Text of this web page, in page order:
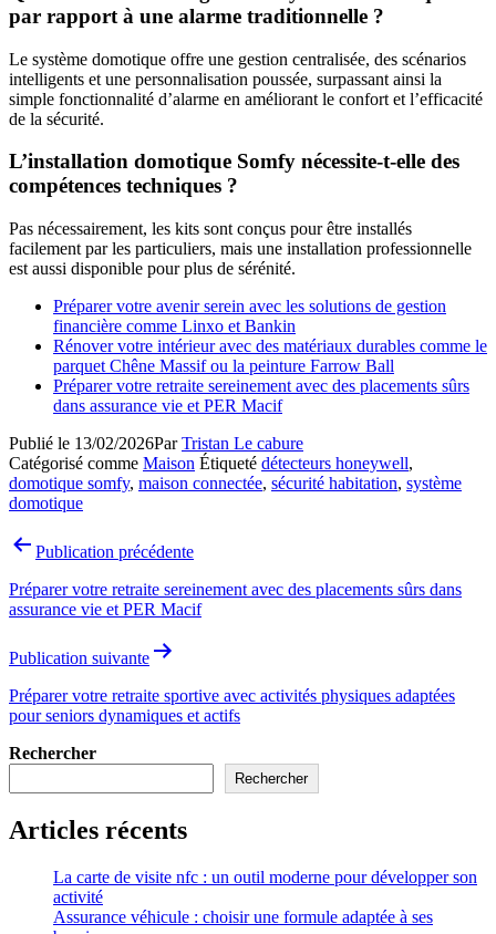
par rapport à une alarme traditionnelle ?
Le système domotique offre une gestion centralisée, des scénarios
intelligents et une personnalisation poussée, surpassant ainsi la
simple fonctionnalité d’alarme en améliorant le confort et l’efficacité
de la sécurité.
L’installation domotique Somfy nécessite-t-elle des
compétences techniques ?
Pas nécessairement, les kits sont conçus pour être installés
facilement par les particuliers, mais une installation professionnelle
est aussi disponible pour plus de sérénité.
Préparer votre avenir serein avec les solutions de gestion
financière comme Linxo et Bankin
Rénover votre intérieur avec des matériaux durables comme le
parquet Chêne Massif ou la peinture Farrow Ball
Préparer votre retraite sereinement avec des placements sûrs
dans assurance vie et PER Macif
Publié le 13/02/2026ParTristan Le cabure
Catégorisé comme Maison Étiqueté détecteurs honeywell,
domotique somfy, maison connectée, sécurité habitation, système
domotique
Navigation
l’article
Publication précédente
Préparer votre retraite sereinement avec des placements sûrs dans
assurance vie et PER Macif
Publication suivante
Préparer votre retraite sportive avec activités physiques adaptées
pour seniors dynamiques et actifs
Rechercher
Rechercher
Articles récents
La carte de visite nfc : un outil moderne pour développer son
activité
Assurance véhicule : choisir une formule adaptée à ses